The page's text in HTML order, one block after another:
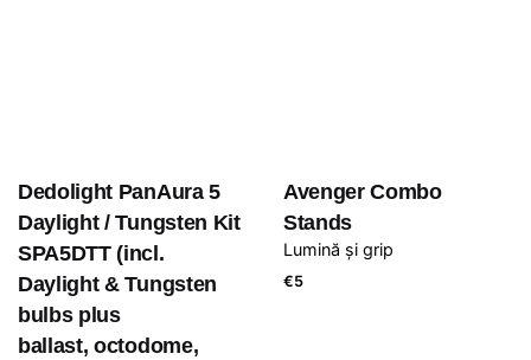
Dedolight PanAura 5
Daylight / Tungsten Kit
SPA5DTT (incl.
Daylight & Tungsten
bulbs plus
ballast, octodome,
Avenger Combo
Stands
Lumină și grip
€5